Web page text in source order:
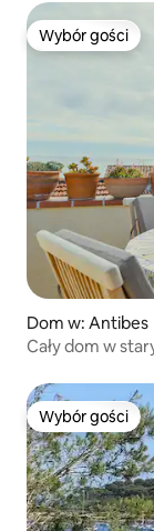
Wybór gości
Wybór gości
Dom w: Antibes
Cały dom w
Wybór gości
Wybór gości